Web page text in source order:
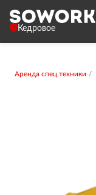
Кедровое
Аренда спец.техники